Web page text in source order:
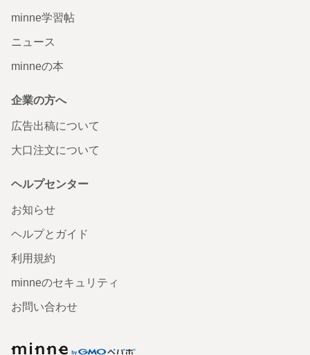
minne学習帖
ニュース
minneの本
企業の方へ
広告出稿について
大口注文について
ヘルプセンター
お知らせ
ヘルプとガイド
利用規約
minneのセキュリティ
お問い合わせ